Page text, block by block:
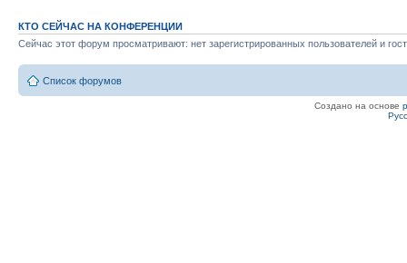
КТО СЕЙЧАС НА КОНФЕРЕНЦИИ
Сейчас этот форум просматривают: нет зарегистрированных пользователей и
Список форумов
Создано на основе